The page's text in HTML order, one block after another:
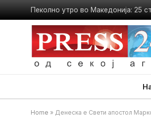
Пеколно утро во Македонија: 25
Home » Денеска е Свети апостол